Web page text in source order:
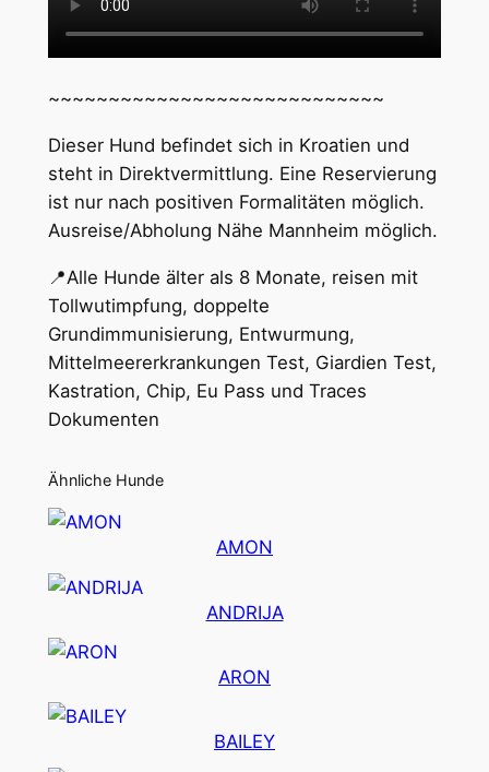
~~~~~~~~~~~~~~~~~~~~~~~~~~~~
Dieser Hund befindet sich in Kroatien und
steht in Direktvermittlung. Eine Reservierung
ist nur nach positiven Formalitäten möglich.
Ausreise/Abholung Nähe Mannheim möglich.
📍Alle Hunde älter als 8 Monate, reisen mit
Tollwutimpfung, doppelte
Grundimmunisierung, Entwurmung,
Mittelmeererkrankungen Test, Giardien Test,
Kastration, Chip, Eu Pass und Traces
Dokumenten
Ähnliche Hunde
AMON
ANDRIJA
ARON
BAILEY